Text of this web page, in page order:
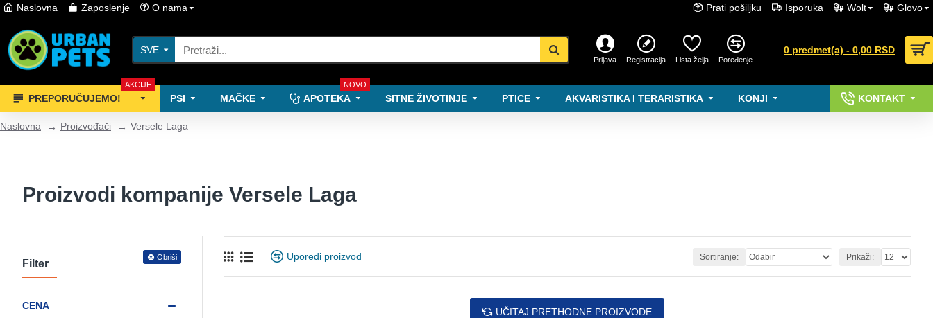
Naslovna Zaposlenje O nama Prati pošiljku Isporuka Wolt Glovo
SVE
Prijava Registracija Lista želja Poređenje
0 predmet(a) - 0,00 RSD
PREPORUČUJEMO!
AKCIJE
PSI MAČKE APOTEKA
NOVO
SITNE ŽIVOTINJE PTICE AKVARISTIKA I TERARISTIKA KONJI KONTAKT
Naslovna Proizvođači Versele Laga
Proizvodi kompanije Versele Laga
Filter
Obriši
CENA
Uporedi proizvod Sortiranje: Prikaži:
UČITAJ PRETHODNE PROIZVODE